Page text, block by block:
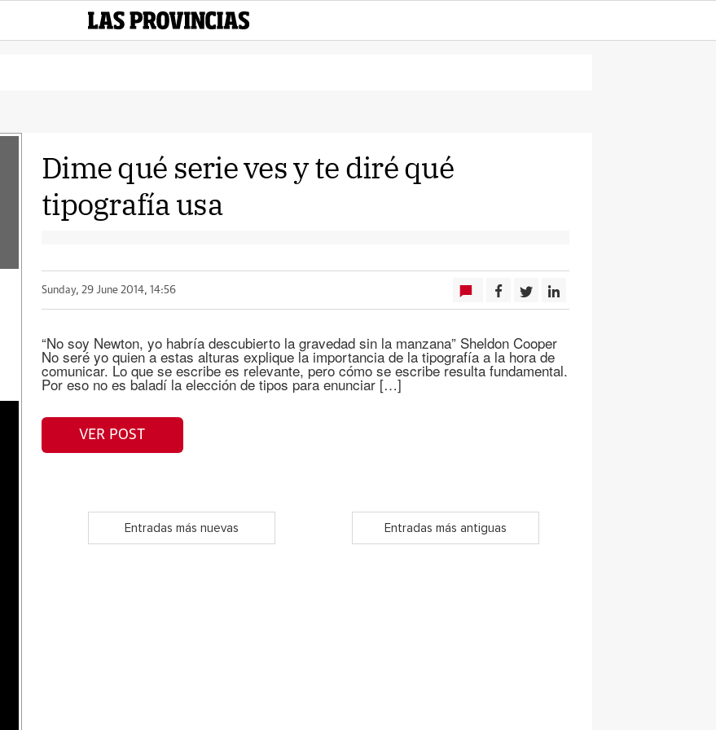
Dime qué serie ves y te diré qué
tipografía usa
Sunday, 29 June 2014, 14:56
“No soy Newton, yo habría descubierto la gravedad sin la manzana” Sheldon Cooper
No seré yo quien a estas alturas explique la importancia de la tipografía a la hora de
comunicar. Lo que se escribe es relevante, pero cómo se escribe resulta fundamental.
Por eso no es baladí la elección de tipos para enunciar […]
VER POST
Entradas más nuevas Entradas más antiguas